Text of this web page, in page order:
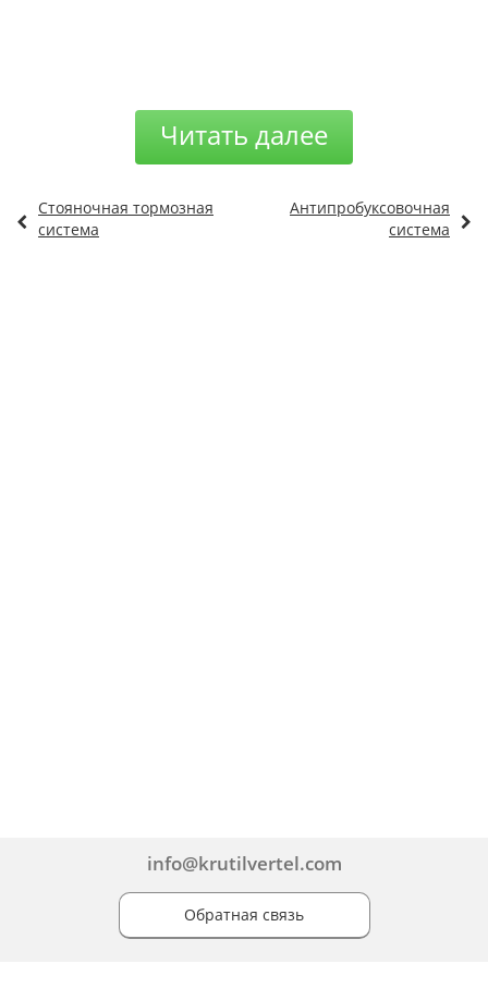
Читать далее
Стояночная тормозная
система
Антипробуксовочная
система
info@krutilvertel.com
Обратная связь